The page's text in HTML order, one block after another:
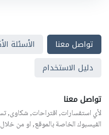
تواصل معنا
الأسئلة
دليل الاستخدام
تواصل معنا
لأي استفسارات, اقتراحات, شكاوى,
الفيسبوك الخاصة بالموقع, او من